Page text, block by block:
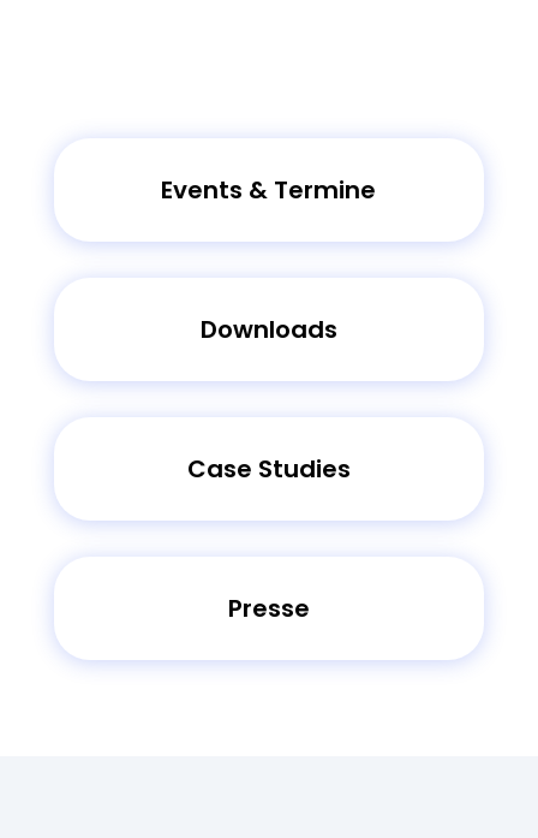
Events & Termine
Downloads
Case Studies
Presse